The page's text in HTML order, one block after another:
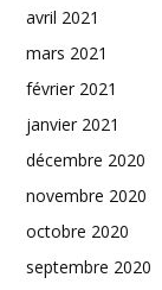
avril 2021
mars 2021
février 2021
janvier 2021
décembre 2020
novembre 2020
octobre 2020
septembre 2020